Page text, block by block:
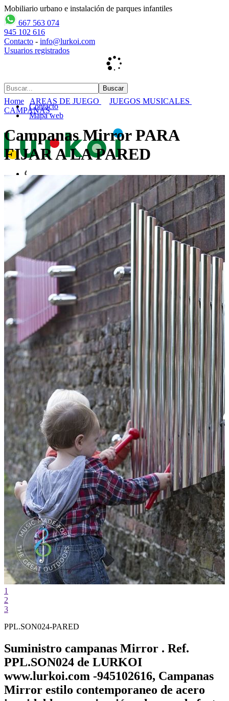
Mobiliario urbano e instalación de parques infantiles
667 563 074
945 102 616
Contacto - info@lurkoi.com
Usuarios registrados
Contacto
Mapa web
Home AREAS DE JUEGO
JUEGOS MUSICALES
CAMPANAS
Campanas Mirror PARA
FIJAR A LA PARED
1
2
3
PPL.SON024-PARED
Suministro campanas Mirror . Ref.
PPL.SON024 de LURKOI
www.lurkoi.com -945102616, Campanas
Mirror estilo contemporaneo de acero